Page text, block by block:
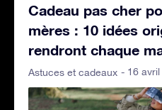
Cadeau pas cher
mères : 10 idées
rendront chaque
Astuces et cadeaux - 16